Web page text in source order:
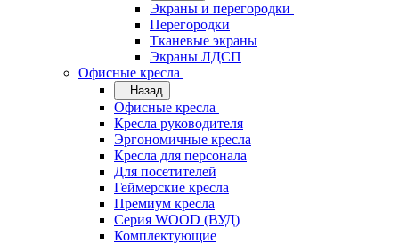
Экраны и перегородки
Перегородки
Тканевые экраны
Экраны ЛДСП
Офисные кресла
Назад
Офисные кресла
Кресла руководителя
Эргономичные кресла
Кресла для персонала
Для посетителей
Геймерские кресла
Премиум кресла
Серия WOOD (ВУД)
Комплектующие